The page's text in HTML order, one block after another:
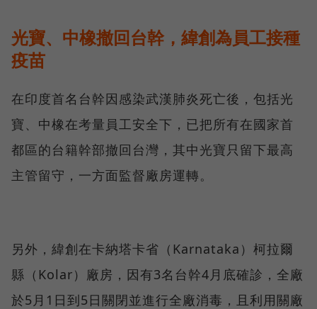
光寶、中橡撤回台幹，緯創為員工接種
疫苗
在印度首名台幹因感染武漢肺炎死亡後，包括光
寶、中橡在考量員工安全下，已把所有在國家首
都區的台籍幹部撤回台灣，其中光寶只留下最高
主管留守，一方面監督廠房運轉。
另外，緯創在卡納塔卡省（Karnataka）柯拉爾
縣（Kolar）廠房，因有3名台幹4月底確診，全廠
於5月1日到5日關閉並進行全廠消毒，且利用關廠